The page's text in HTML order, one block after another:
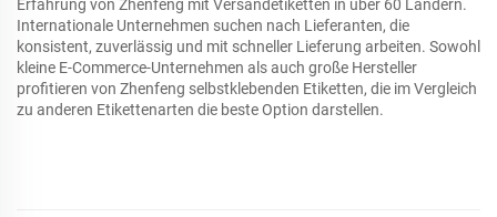
Erfahrung von Zhenfeng mit Versandetiketten in über 60 Ländern.
Internationale Unternehmen suchen nach Lieferanten, die
konsistent, zuverlässig und mit schneller Lieferung arbeiten. Sowohl
kleine E-Commerce-Unternehmen als auch große Hersteller
profitieren von Zhenfeng selbstklebenden Etiketten, die im Vergleich
zu anderen Etikettenarten die beste Option darstellen.